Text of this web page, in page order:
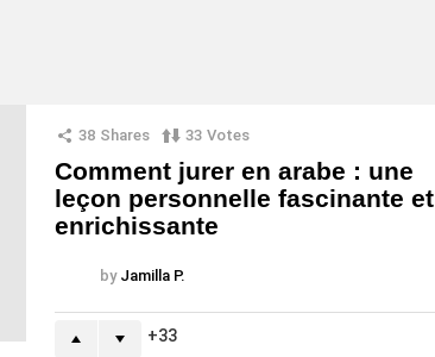
38 Shares 33 Votes
Comment jurer en arabe : une
leçon personnelle fascinante et
enrichissante
by Jamilla P.
33